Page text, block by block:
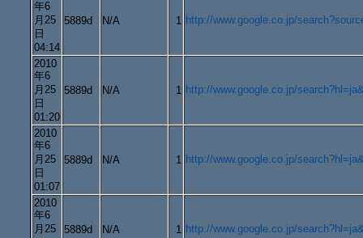
年6
月25
日
04:14
5889d N/A 1 http://www.google.co.jp/
2010
年6
月25
日
01:20
5889d N/A 1 http://www.google.co.jp/
2010
年6
月25
日
01:07
5889d N/A 1 http://www.google.co.jp/
2010
年6
月25
5889d N/A 1 http://www.google.co.jp/